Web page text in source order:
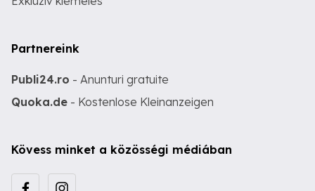
Partnereink
Publi24.ro - Anunturi gratuite
Quoka.de - Kostenlose Kleinanzeigen
Kövess minket a közösségi médiában